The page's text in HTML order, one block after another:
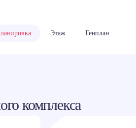
Этаж Генплан
комплекса